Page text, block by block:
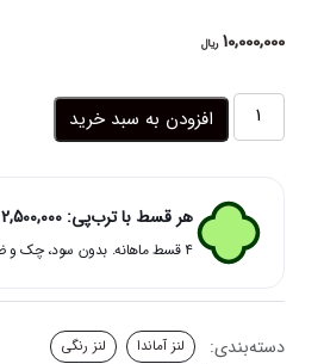
10,000,000 ریال
لنز
رنگی
هیزل
آماندا
افزودن به سبد خرید
هر قسط با ترب‌پی: 2,500,000
۴ قسط ماهانه. بدون سود، چک و ضامن.
دسته‌بندی: لنز آماندا لنز رنگی